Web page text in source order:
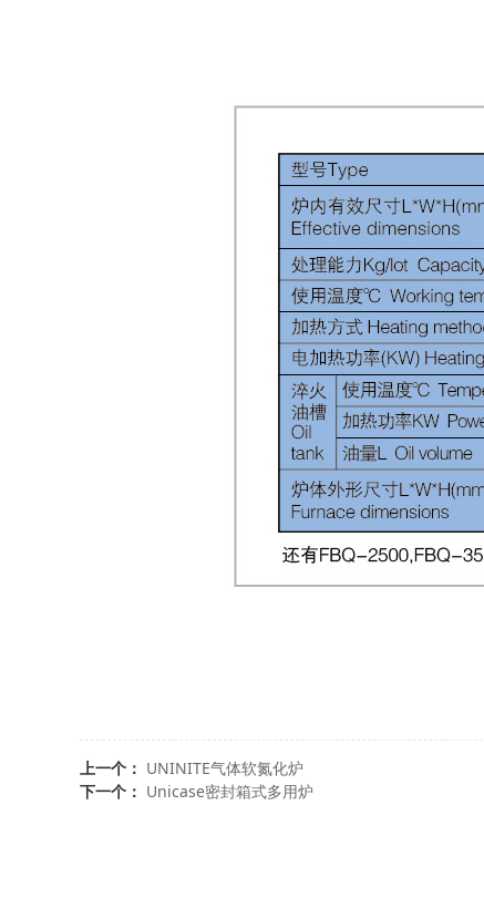
上一个： UNINITE气体软氮化炉
下一个： Unicase密封箱式多用炉